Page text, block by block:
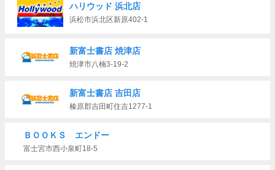
ハリウッド 浜北店
浜松市浜北区新原402-1
新富士書店 焼津店
焼津市八楠3-19-2
新富士書店 吉田店
榛原郡吉田町住吉1277-1
ＢＯＯＫＳ エンドー
富士宮市西小泉町18-5